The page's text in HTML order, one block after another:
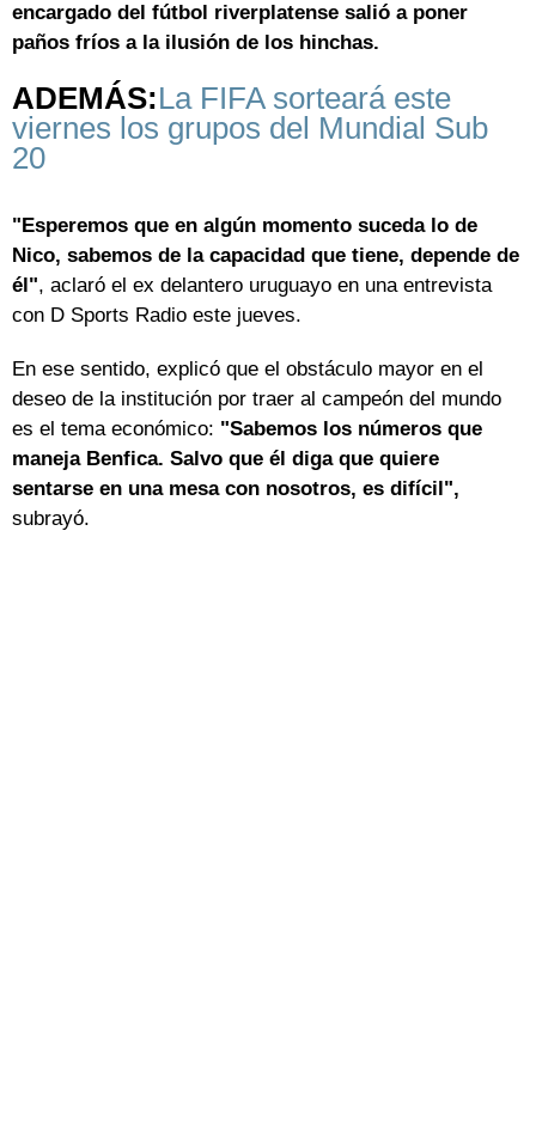
encargado del fútbol riverplatense salió a poner
paños fríos a la ilusión de los hinchas.
ADEMÁS:La FIFA sorteará este
viernes los grupos del Mundial Sub
20
"Esperemos que en algún momento suceda lo de
Nico, sabemos de la capacidad que tiene, depende de
él", aclaró el ex delantero uruguayo en una entrevista
con D Sports Radio este jueves.
En ese sentido, explicó que el obstáculo mayor en el
deseo de la institución por traer al campeón del mundo
es el tema económico: "Sabemos los números que
maneja Benfica. Salvo que él diga que quiere
sentarse en una mesa con nosotros, es difícil",
subrayó.